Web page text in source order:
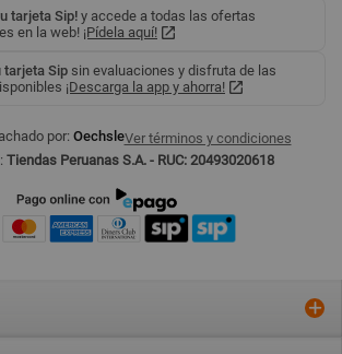
tarjeta Sip! y accede a todas las ofertas
en la web! ¡Pídela aquí!
tarjeta Sip sin evaluaciones y disfruta de las
¡Descarga la app y ahorra!
por: OechsleVer términos y condiciones
Tiendas Peruanas S.A. - RUC: 20493020618